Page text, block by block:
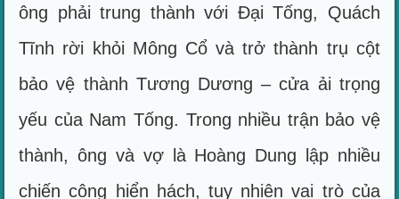
ông phải trung thành với Đại Tống, Quách
Tĩnh rời khỏi Mông Cổ và trở thành trụ cột
bảo vệ thành Tương Dương – cửa ải trọng
yếu của Nam Tống. Trong nhiều trận bảo vệ
thành, ông và vợ là Hoàng Dung lập nhiều
chiến công hiển hách, tuy nhiên vai trò của